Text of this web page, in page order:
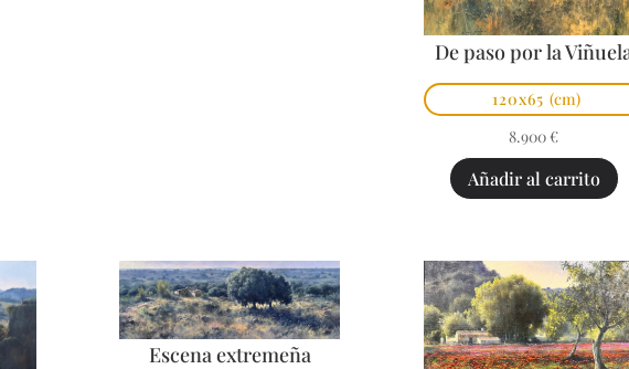
De paso por la
120x65 (cm)
8.900 €
Añadir al carrito
Escena extremeña